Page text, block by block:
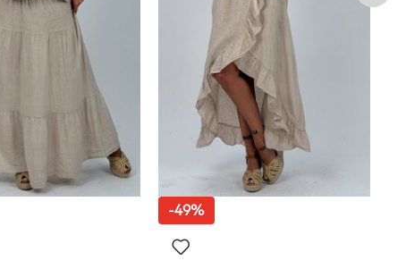
-49%